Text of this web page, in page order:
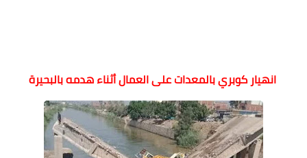
انهيار كوبري بالمعدات على العمال أثناء هدمه بالبحيرة